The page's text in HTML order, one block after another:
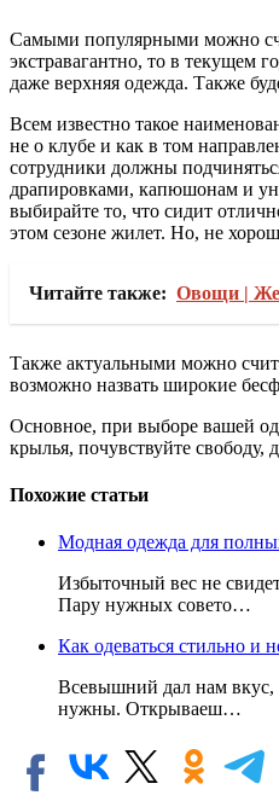
Самыми популярными можно
экстравагантно, то в текущем
даже верхняя одежда. Также
Всем известно такое
не о клубе и как в том
сотрудники должны
драпировками, капюшонам и
выбирайте то, что сидит
этом сезоне жилет. Но, не
Читайте также: Овощи |
Также актуальными можно
возможно назвать широкие
Основное, при выборе вашей
крылья, почувствуйте
Похожие статьи
Модная одежда для
Избыточный вес не
Пару нужных совето…
Как одеваться стильно и
Всевышний дал нам вкус,
нужны. Открываеш…